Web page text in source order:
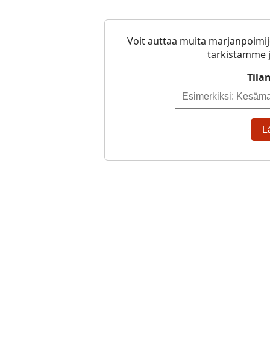
Voit auttaa muita
tarkistamme